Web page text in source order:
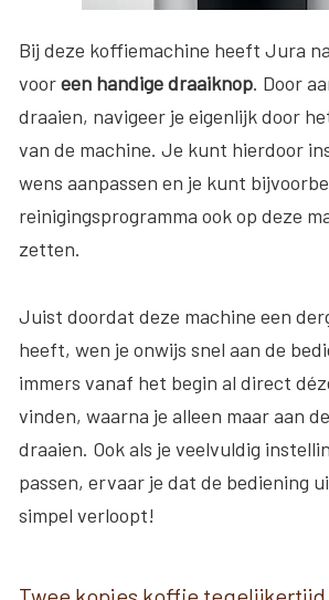
Bij deze koffiemachine heeft Jura
vooreen handigedraaiknop. Door
draaien, navigeer je eigenlijk door
van de machine. Je kunt hierdoor
wens aanpassen en je kunt
reinigingsprogramma ook op deze
zetten.
Juist doordat deze machine een
heeft, wen je onwijs snel aan de
immers vanaf het begin al direct
vinden, waarna je alleen maar aan
draaien. Ook als je veelvuldig
passen, ervaar je dat de bediening
simpel verloopt!